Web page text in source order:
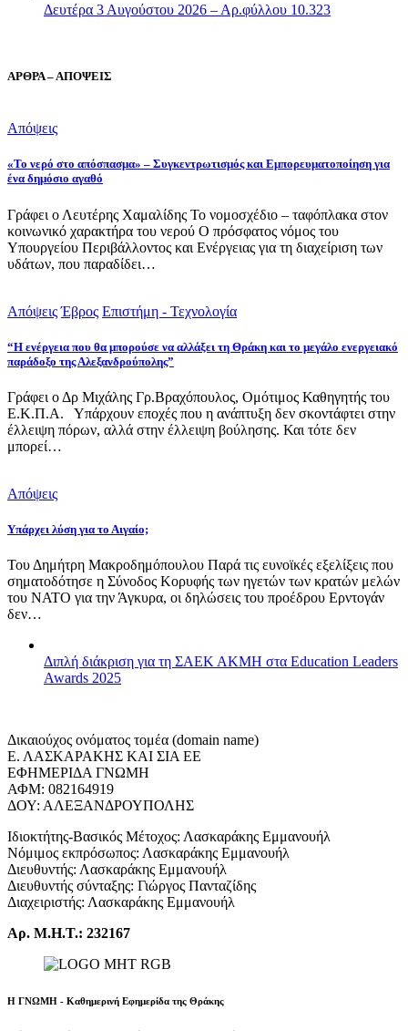
Δευτέρα 3 Αυγούστου 2026 – Αρ.φύλλου 10.323
ΑΡΘΡΑ – ΑΠΟΨΕΙΣ
Απόψεις
«Το νερό στο απόσπασμα» – Συγκεντρωτισμός και Εμπορευματοποίηση για
ένα δημόσιο αγαθό
Γράφει ο Λευτέρης Χαμαλίδης Το νομοσχέδιο – ταφόπλακα στον
κοινωνικό χαρακτήρα του νερού Ο πρόσφατος νόμος του
Υπουργείου Περιβάλλοντος και Ενέργειας για τη διαχείριση των
υδάτων, που παραδίδει…
Απόψεις Έβρος Επιστήμη - Τεχνολογία
“Η ενέργεια που θα μπορούσε να αλλάξει τη Θράκη και το μεγάλο ενεργειακό
παράδοξο της Αλεξανδρούπολης”
Γράφει ο Δρ Μιχάλης Γρ.Βραχόπουλος, Ομότιμος Καθηγητής του
Ε.Κ.Π.Α. Υπάρχουν εποχές που η ανάπτυξη δεν σκοντάφτει στην
έλλειψη πόρων, αλλά στην έλλειψη βούλησης. Και τότε δεν
μπορεί…
Απόψεις
Υπάρχει λύση για το Αιγαίο;
Του Δημήτρη Μακροδημόπουλου Παρά τις ευνοϊκές εξελίξεις που
σηματοδότησε η Σύνοδος Κορυφής των ηγετών των κρατών μελών
του ΝΑΤΟ για την Άγκυρα, οι δηλώσεις του προέδρου Ερντογάν
δεν…
Διπλή διάκριση για τη ΣΑΕΚ ΑΚΜΗ στα Education Leaders
Awards 2025
Δικαιούχος ονόματος τομέα (domain name)
Ε. ΛΑΣΚΑΡΑΚΗΣ ΚΑΙ ΣΙΑ ΕΕ
ΕΦΗΜΕΡΙΔΑ ΓΝΩΜΗ
ΑΦΜ: 082164919
ΔΟΥ: ΑΛΕΞΑΝΔΡΟΥΠΟΛΗΣ
Ιδιοκτήτης-Βασικός Μέτοχος: Λασκαράκης Εμμανουήλ
Νόμιμος εκπρόσωπος: Λασκαράκης Εμμανουήλ
Διευθυντής: Λασκαράκης Εμμανουήλ
Διευθυντής σύνταξης: Γιώργος Πανταζίδης
Διαχειριστής: Λασκαράκης Εμμανουήλ
Αρ. Μ.Η.Τ.: 232167
Η ΓΝΩΜΗ - Καθημερινή Εφημερίδα της Θράκης